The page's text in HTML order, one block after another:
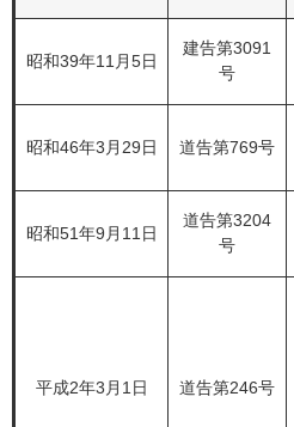
昭和39年11月5日
建告第3091
号
昭和46年3月29日 道告第769号
昭和51年9月11日
道告第3204
号
平成2年3月1日 道告第246号